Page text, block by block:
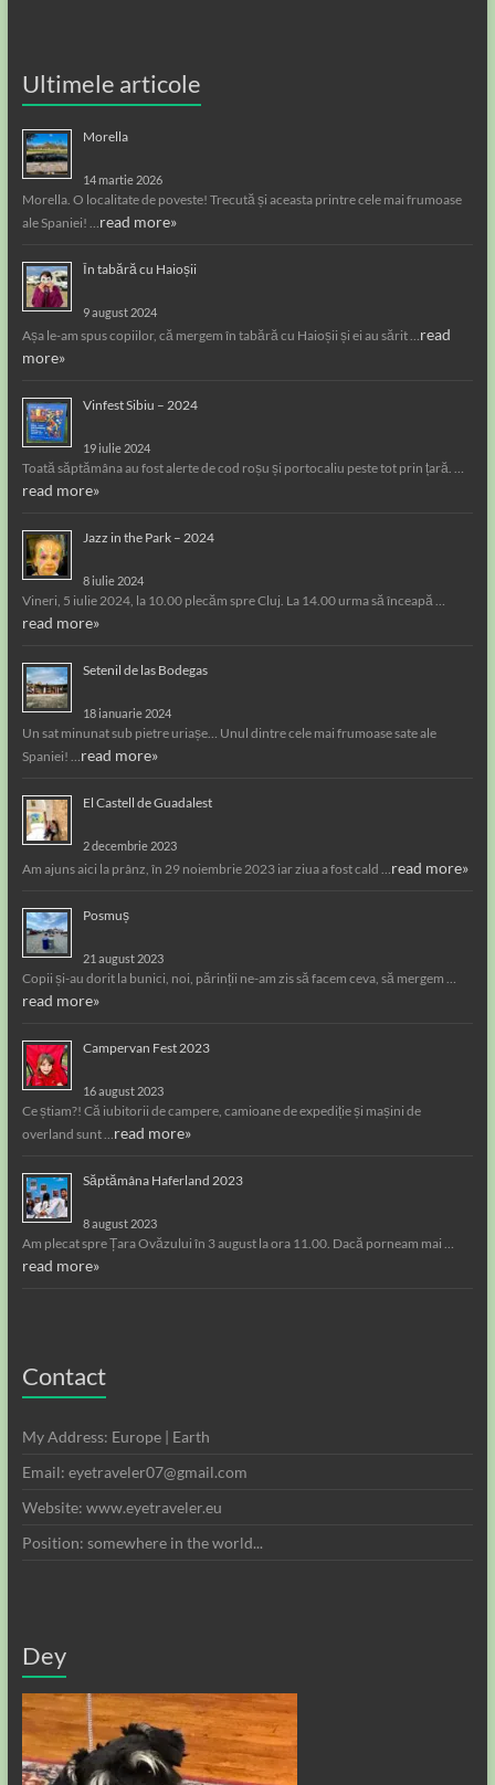
Ultimele articole
Morella
14 martie 2026
Morella. O localitate de poveste! Trecută și aceasta printre cele mai frumoase
ale Spaniei! …read more»
În tabără cu Haioșii
9 august 2024
Așa le-am spus copiilor, că mergem în tabără cu Haioșii și ei au sărit …read
more»
Vinfest Sibiu – 2024
19 iulie 2024
Toată săptămâna au fost alerte de cod roșu și portocaliu peste tot prin țară. …
read more»
Jazz in the Park – 2024
8 iulie 2024
Vineri, 5 iulie 2024, la 10.00 plecăm spre Cluj. La 14.00 urma să înceapă …
read more»
Setenil de las Bodegas
18 ianuarie 2024
Un sat minunat sub pietre uriașe… Unul dintre cele mai frumoase sate ale
Spaniei! …read more»
El Castell de Guadalest
2 decembrie 2023
Am ajuns aici la prânz, în 29 noiembrie 2023 iar ziua a fost cald …read more»
Posmuș
21 august 2023
Copii și-au dorit la bunici, noi, părinții ne-am zis să facem ceva, să mergem …
read more»
Campervan Fest 2023
16 august 2023
Ce știam?! Că iubitorii de campere, camioane de expediție și mașini de
overland sunt …read more»
Săptămâna Haferland 2023
8 august 2023
Am plecat spre Țara Ovăzului în 3 august la ora 11.00. Dacă porneam mai …
read more»
Contact
My Address: Europe | Earth
Email: eyetraveler07@gmail.com
Website: www.eyetraveler.eu
Position: somewhere in the world...
Dey